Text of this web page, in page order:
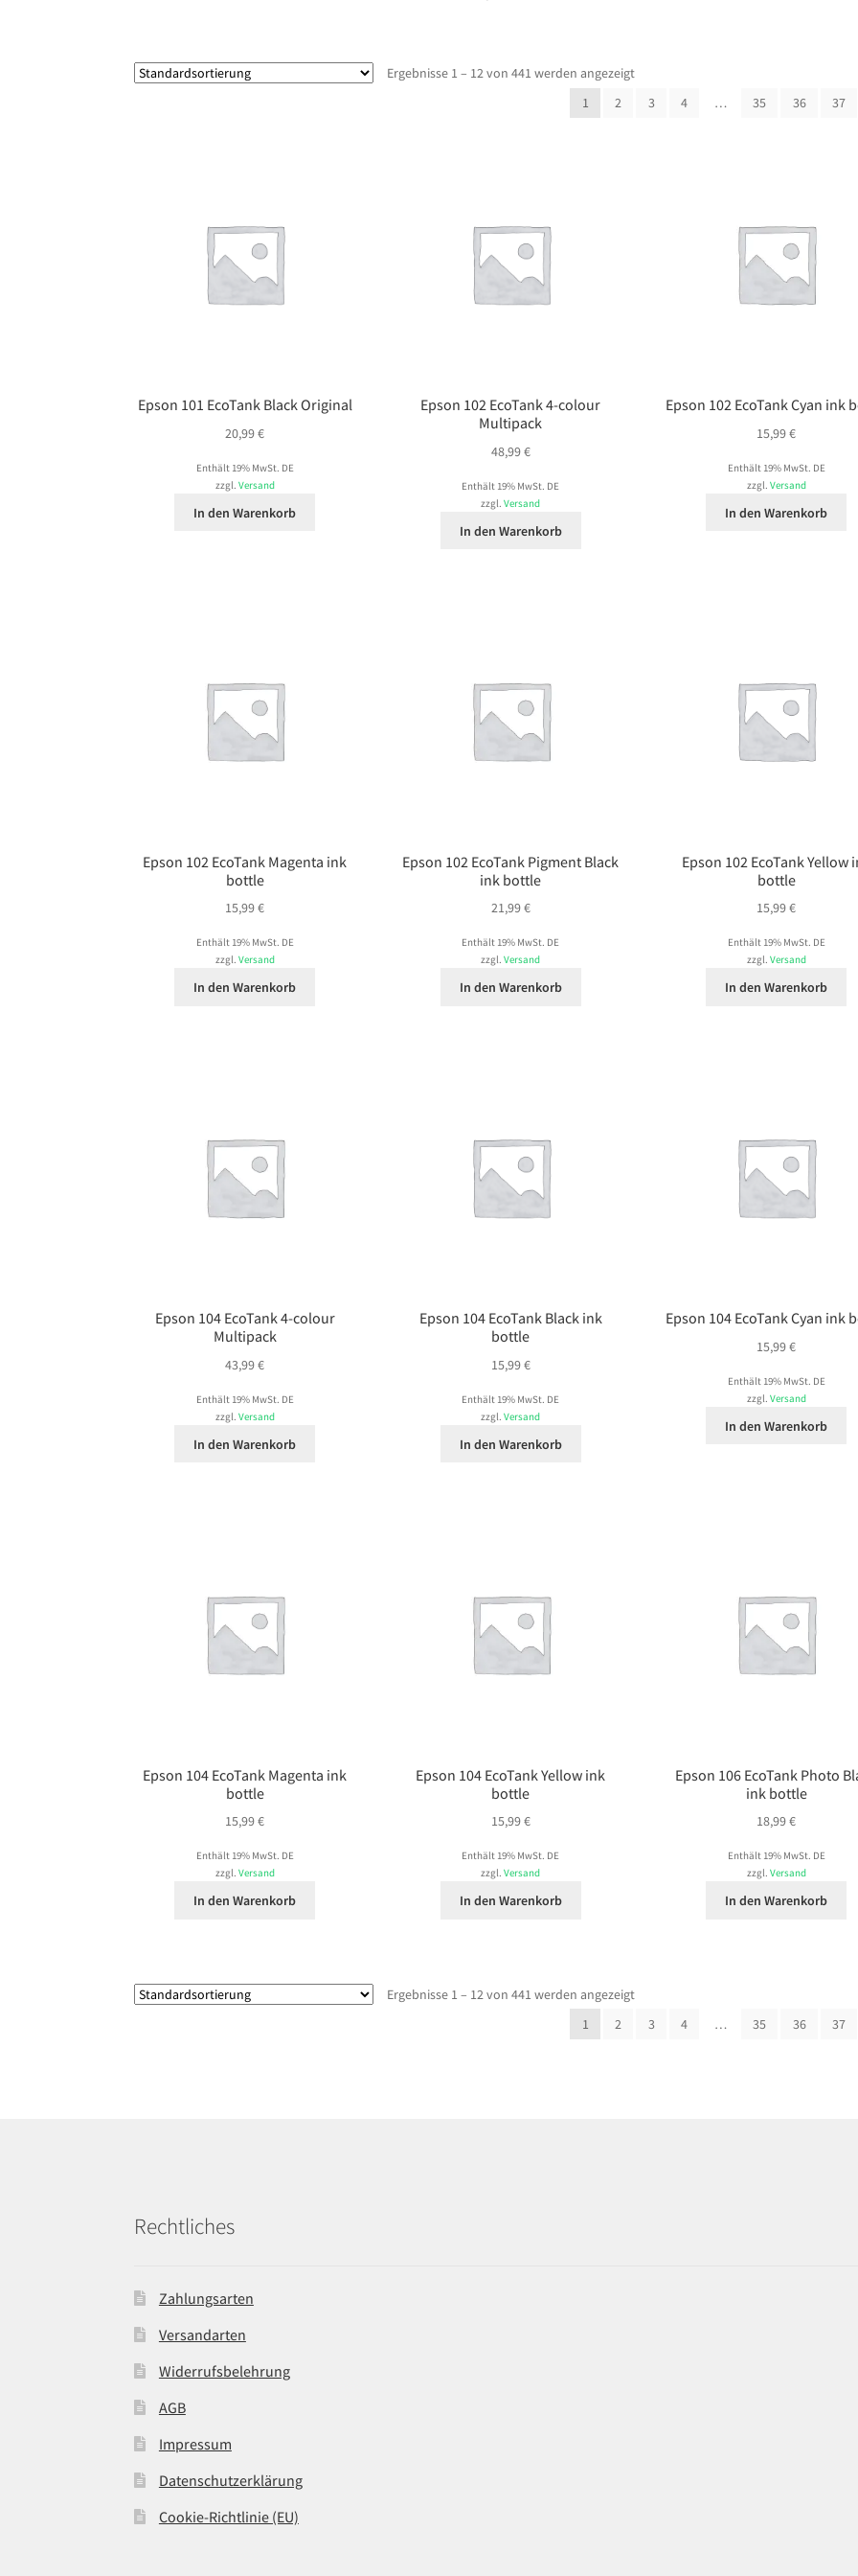
Ergebnisse 1 – 12 von 441 werden angezeigt
1
2 3 4 … 35 36 37
Epson 101 EcoTank Black Original
20,99€
Enthält 19% MwSt. DE
zzgl. Versand
In den Warenkorb
Epson 102 EcoTank 4-colour
Multipack
48,99€
Enthält 19% MwSt. DE
zzgl.Versand
In den Warenkorb
Epson 102 EcoTank Cyan ink
15,99€
Enthält 19% MwSt. DE
zzgl. Versand
In den Warenkorb
Epson 102 EcoTank Magenta ink
bottle
15,99€
Enthält 19% MwSt. DE
zzgl. Versand
In den Warenkorb
Epson 102 EcoTank Pigment Black
ink bottle
21,99€
Enthält 19% MwSt. DE
zzgl.Versand
In den Warenkorb
Epson 102 EcoTank Yellow
bottle
15,99€
Enthält 19% MwSt. DE
zzgl. Versand
In den Warenkorb
Epson 104 EcoTank 4-colour
Multipack
43,99€
Enthält 19% MwSt. DE
zzgl. Versand
In den Warenkorb
Epson 104 EcoTank Black ink
bottle
15,99€
Enthält 19% MwSt. DE
zzgl.Versand
In den Warenkorb
Epson 104 EcoTank Cyan ink
15,99€
Enthält 19% MwSt. DE
zzgl. Versand
In den Warenkorb
Epson 104 EcoTank Magenta ink
bottle
15,99€
Enthält 19% MwSt. DE
zzgl. Versand
In den Warenkorb
Epson 104 EcoTank Yellow ink
bottle
15,99€
Enthält 19% MwSt. DE
zzgl.Versand
In den Warenkorb
Epson 106 EcoTank Photo
ink bottle
18,99€
Enthält 19% MwSt. DE
zzgl. Versand
In den Warenkorb
Ergebnisse 1 – 12 von 441 werden angezeigt
1
2 3 4 … 35 36 37
Rechtliches
Zahlungsarten
Versandarten
Widerrufsbelehrung
AGB
Impressum
Datenschutzerklärung
Cookie-Richtlinie (EU)